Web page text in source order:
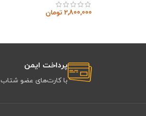
2,800,000 تومان
پرداخت ایمن
با کارت‌های عضو شتاب